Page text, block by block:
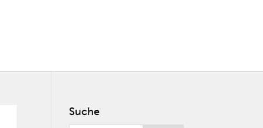
Suche